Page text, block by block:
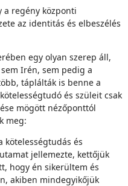
a regény központi
az identitás és elbeszélés
egy olyan szerep áll,
Irén, sem pedig a
táplálták is benne a
és szüleit csak
mögött nézőponttól
meg:
kötelességtudás és
jellemezte, kettőjük
hogy én sikerültem és
akiben mindegyikőjük